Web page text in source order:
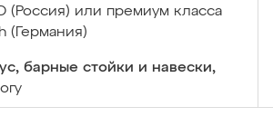
(Россия) или премиум класса
(Германия)
барные стойки и навески,